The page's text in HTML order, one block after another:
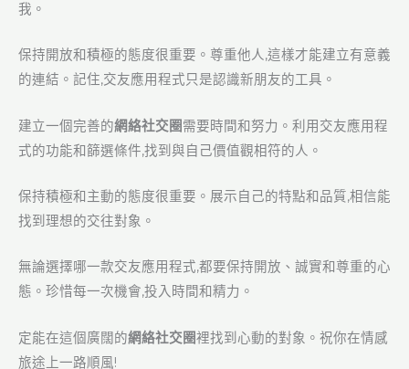
我。
保持開放和積極的態度很重要。尊重他人,這樣才能建立有意義
的連結。記住,交友應用程式只是認識新朋友的工具。
建立一個完善的網絡社交圈需要時間和努力。利用交友應用程
式的功能和篩選條件,找到與自己價值觀相符的人。
保持積極和主動的態度很重要。展示自己的特點和品質,相信能
找到理想的交往對象。
無論選擇哪一款交友應用程式,都要保持開放、誠實和尊重的心
態。珍惜每一次機會,投入時間和精力。
定能在這個廣闊的網絡社交圈裡找到心動的對象。祝你在情感
旅途上一路順風!